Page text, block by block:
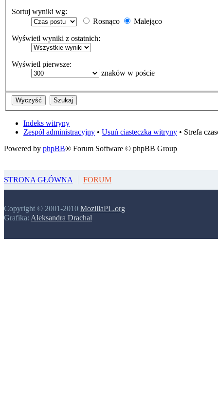
Sortuj wyniki wg:
Rosnąco
Malejąco
Wyświetl wyniki z ostatnich:
Wyświetl pierwsze:
znaków w poście
Indeks witryny
Zespół administracyjny • Usuń ciasteczka witryny • Strefa
Powered by phpBB® Forum Software © phpBB Group
STRONA GŁÓWNA FORUM
Copyright © 2001-2010 MozillaPL.org
Grafika: Aleksandra Drachal